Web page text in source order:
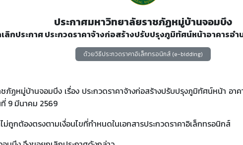
ประกาศมหาวิทยาลัยราชภัฏหมู่บ้านจอมบึง
ลิกประกาศ ประกวดราคาจ้างก่อสร้างปรับปรุงภูมิทัศน์หน้าอาคารอํา
ด้วยวิธีประกวดราคาอิเล็กทรอนิกส์ (e-bidding)
ภัฏหมู่บ้านจอมบึง เรื่อง ประกวดราคาจ้างก่อสร้างปรับปรุงภูมิทัศน์หน้า อา
9 มีนาคม 2569
ถูกต้องตรงตามเงื่อนไขที่กําหนดในเอกสารประกวดราคาอิเล็กทรอนิกส์